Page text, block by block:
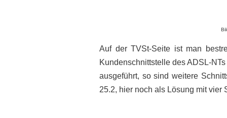
Auf der TVSt-Seite ist man
Kundenschnittstelle des ADSL-
ausgeführt, so sind weitere
25.2, hier noch als Lösung mit vier